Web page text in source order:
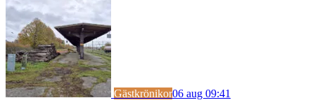
Gästkrönikor06 aug 09:41